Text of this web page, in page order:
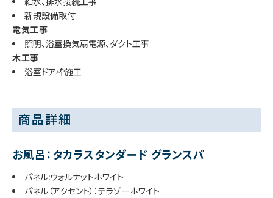
新規設備取付
電気工事
照明、浴室換気扇電源、ダクト工事
木工事
浴室ドア枠施工
商品詳細
お風呂：タカラスタンダード グランスパ
パネル:ウォルナットホワイト
パネル（アクセント）：テラゾーホワイト